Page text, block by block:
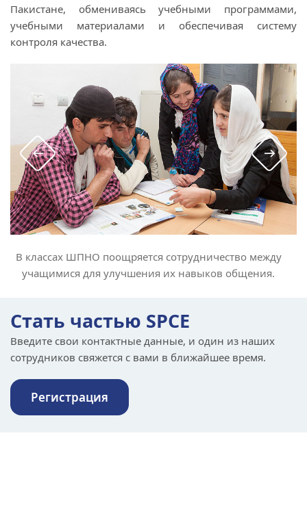
Пакистане, обмениваясь учебными программами,
учебными материалами и обеспечивая систему
контроля качества.
В классах ШПНО поощряется сотрудничество между
учащимися для улучшения их навыков общения.
Стать частью SPCE
Введите свои контактные данные, и один из наших
сотрудников свяжется с вами в ближайшее время.
Регистрация